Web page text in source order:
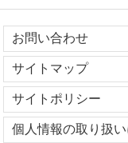
お問い合わせ
サイトマップ
サイトポリシー
個人情報の取り扱